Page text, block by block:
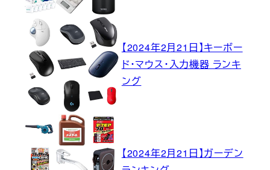
【2024年2月21日】キーボー
ド・マウス・入力機器 ランキ
ング
【2024年2月21日】ガーデン